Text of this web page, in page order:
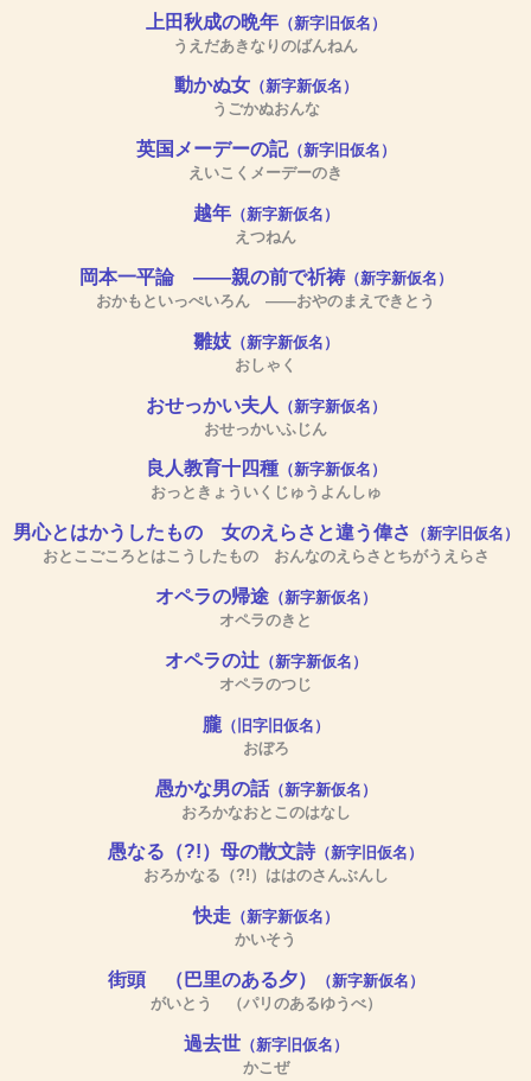
上田秋成の晩年（新字旧仮名）
うえだあきなりのばんねん
動かぬ女（新字新仮名）
うごかぬおんな
英国メーデーの記（新字旧仮名）
えいこくメーデーのき
越年（新字新仮名）
えつねん
岡本一平論 ――親の前で祈祷（新字新仮名）
おかもといっぺいろん ――おやのまえできとう
雛妓（新字新仮名）
おしゃく
おせっかい夫人 （新字新仮名）
おせっかいふじん
良人教育十四種（新字新仮名）
おっときょういくじゅうよんしゅ
男心とはかうしたもの 女のえらさと違う偉さ （新字旧仮名）
おとこごころとはこうしたもの おんなのえらさとちがうえらさ
オペラの帰途（新字新仮名）
オペラのきと
オペラの辻（新字新仮名）
オペラのつじ
朧（旧字旧仮名）
おぼろ
愚かな男の話（新字新仮名）
おろかなおとこのはなし
愚なる（?!）母の散文詩 （新字旧仮名）
おろかなる（?!）ははのさんぶんし
快走（新字新仮名）
かいそう
街頭 （巴里のある夕） （新字新仮名）
がいとう （パリのあるゆうべ）
過去世（新字旧仮名）
かこぜ